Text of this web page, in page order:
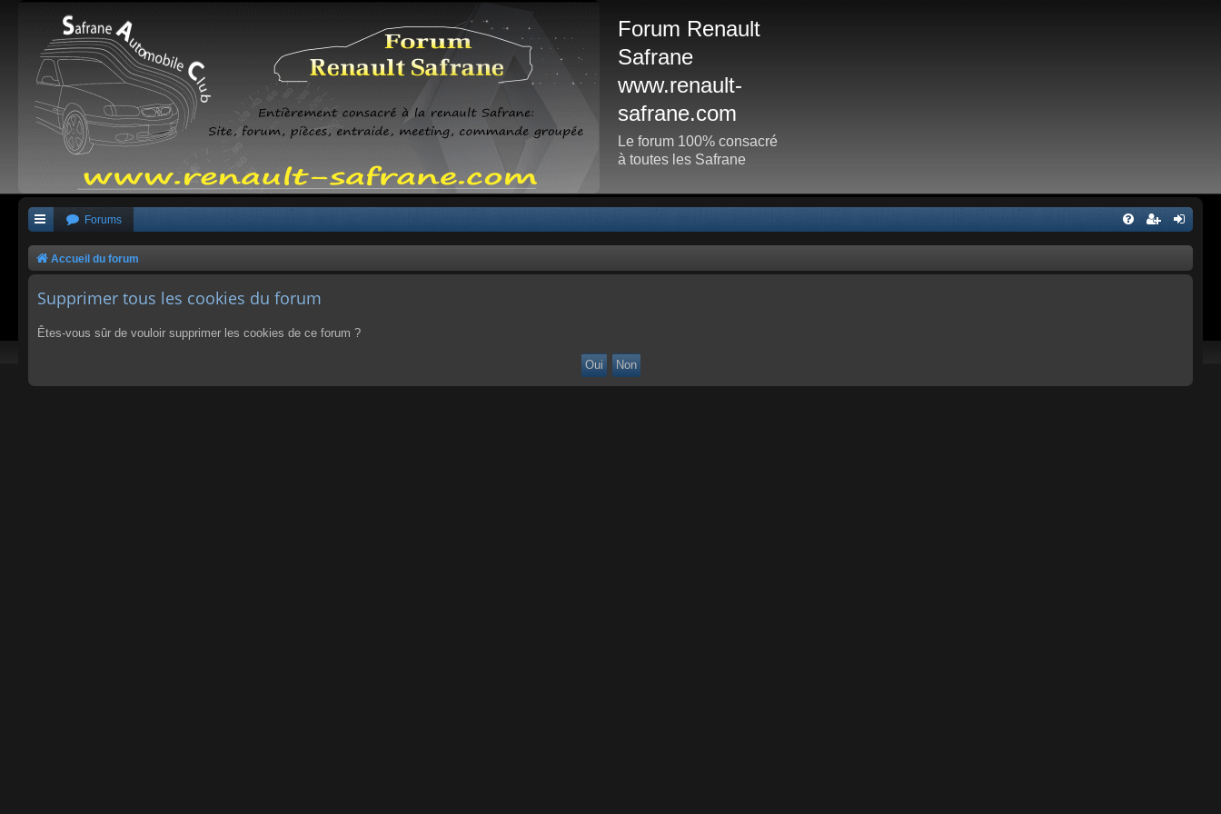
Forum Renault
Safrane
www.renault-
safrane.com
Le forum 100% consacré
à toutes les Safrane
Forums
Accueil du forum
Supprimer tous les cookies du forum
Êtes-vous sûr de vouloir supprimer les cookies de ce forum ?